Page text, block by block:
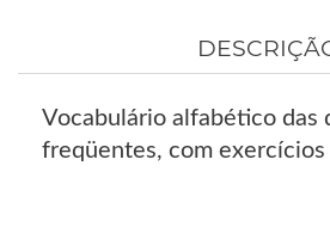
Vocabulário alfabético das
freqüentes, com exercícios